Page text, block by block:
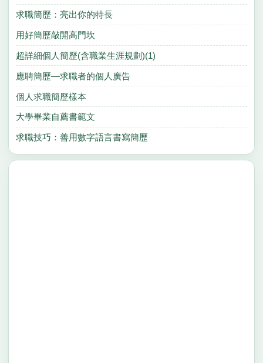
求職簡歷：亮出你的特長
用好簡歷敲開高門坎
超詳細個人簡歷(含職業生涯規劃)(1)
應聘簡歷—求職者的個人廣告
個人求職簡歷樣本
大學畢業自薦書範文
求職技巧：善用數字語言書寫簡歷